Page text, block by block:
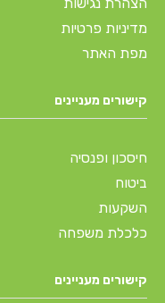
מדיניות פרטיות
מפת האתר
קישורים מעניינים
חיסכון ופנסיה
ביטוח
השקעות
כלכלת משפחה
קישורים מעניינים